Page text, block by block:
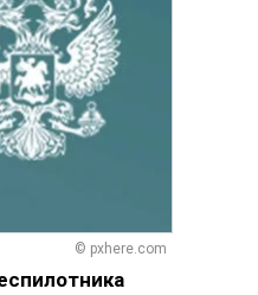
© pxhere.com